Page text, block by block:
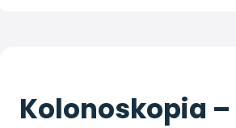
Kolonoskopia –